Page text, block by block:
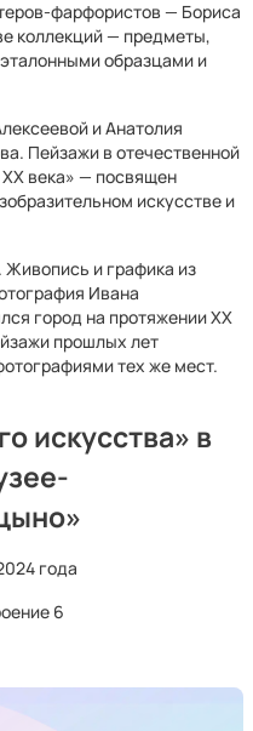
фарфористов — Бориса
коллекций — предметы,
образцами и
и Анатолия
Пейзажи в отечественной
века» — посвящен
искусстве и
и графика из
Ивана
город на протяжении ХХ
прошлых лет
тех же мест.
искусства» в
года
6